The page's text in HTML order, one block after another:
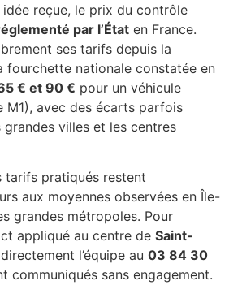
reçue, le prix du contrôle
par l’État en France.
ses tarifs depuis la
fourchette nationale constatée en
€ et 90 € pour un véhicule
avec des écarts parfois
villes et les centres
tarifs pratiqués restent
aux moyennes observées en Île-
grandes métropoles. Pour
appliqué au centre de Saint-
l’équipe au 03 84 30
communiqués sans engagement.